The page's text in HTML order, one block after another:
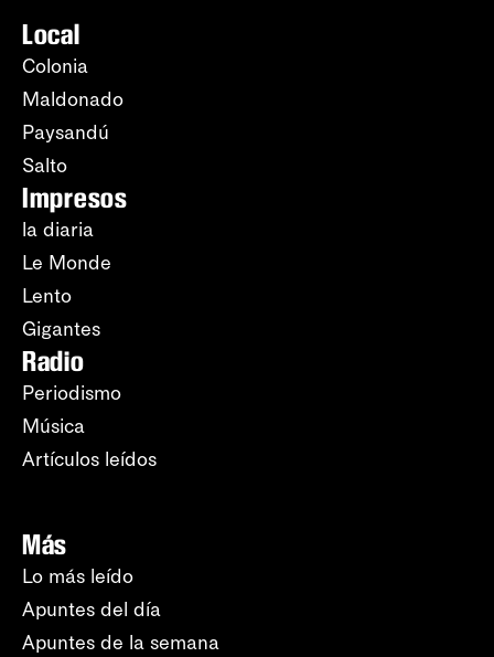
Local
Colonia
Maldonado
Paysandú
Salto
Impresos
la diaria
Le Monde
Lento
Gigantes
Radio
Periodismo
Música
Artículos leídos
Más
Lo más leído
Apuntes del día
Apuntes de la semana